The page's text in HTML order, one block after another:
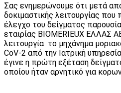
Σας ενημερώνουμε ότι μετά
δοκιμαστικής λειτουργίας που
έλεγχο του δείγματος
εταιρίας BIOMERIEUX ΕΛΛΑΣ
λειτουργία το μηχάνημα
CoV-2 από την Ιατρική
έγινε η πρώτη εξέταση
οποίου ήταν αρνητικό για